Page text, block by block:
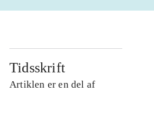
Tidsskrift
Artiklen er en del af